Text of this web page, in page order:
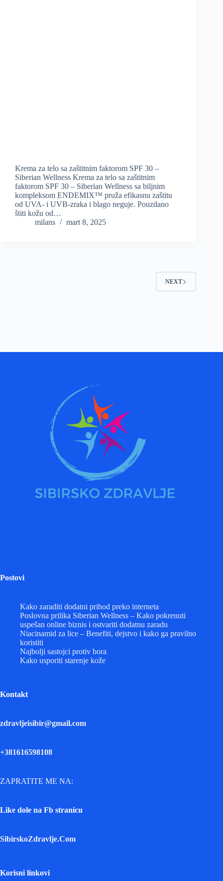
Krema za telo sa zaštitnim faktorom SPF 30 –
Siberian Wellness Krema za telo sa zaštitnim
faktorom SPF 30 – Siberian Wellness sa biljnim
kompleksom ENDEMIX™ pruža efikasnu zaštitu
od UVA- i UVB-zraka i blago neguje. Pouzdano
štiti kožu od…
milans
mart 8, 2025
NEXT
Postovi
Kako zaraditi dodatni prihod preko interneta
Poslovna prilika Siberian Wellness – Kako pokrenuti
uspešan online biznis i ostvariti dodatnu zaradu
Niacinamid za lice – Benefiti, dejstvo i kako ga pravilno
koristiti
Najbolji sastojci protiv bora
Kako usporiti starenje kože
Kontakt
zdravljeisibir@gmail.com
+381616598108
ZAPRATITE ME NA:
Like dole na Fb stranicu
SibirskoZdravlje.Com
Korisni linkovi